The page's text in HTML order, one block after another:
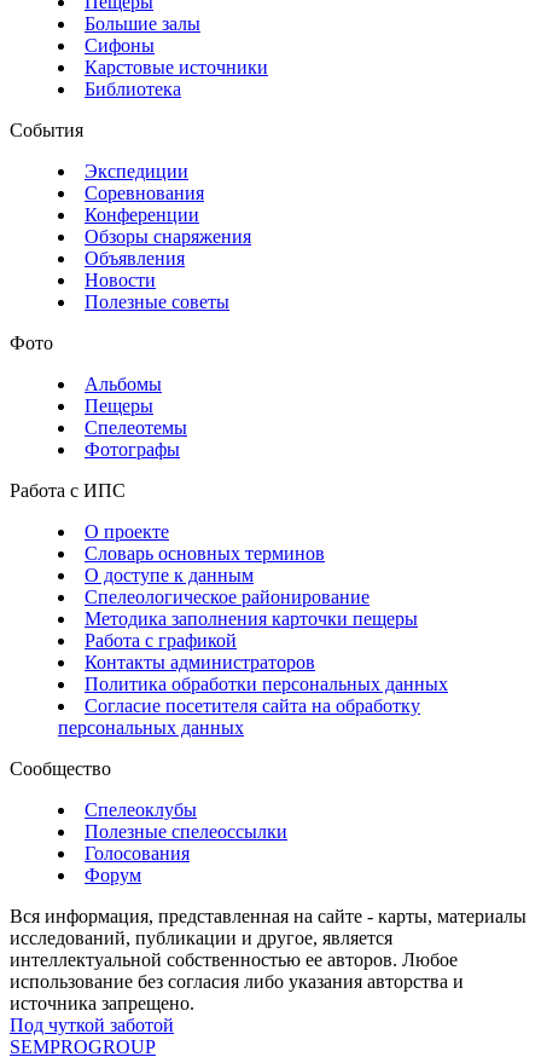
Большие залы
Сифоны
Карстовые источники
Библиотека
События
Экспедиции
Соревнования
Конференции
Обзоры снаряжения
Объявления
Новости
Полезные советы
Фото
Альбомы
Пещеры
Спелеотемы
Фотографы
Работа с ИПС
О проекте
Словарь основных терминов
О доступе к данным
Спелеологическое районирование
Методика заполнения карточки пещеры
Работа с графикой
Контакты администраторов
Политика обработки персональных данных
Согласие посетителя сайта на обработку
персональных данных
Сообщество
Спелеоклубы
Полезные спелеоссылки
Голосования
Форум
Вся информация, представленная на сайте - карты, материалы
исследований, публикации и другое, является
интеллектуальной собственностью ее авторов. Любое
использование без согласия либо указания авторства и
источника запрещено.
Под чуткой заботой
SEMPROGROUP